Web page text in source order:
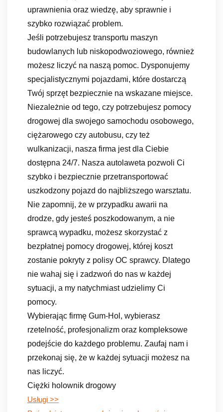
uprawnienia oraz wiedzę, aby sprawnie i
szybko rozwiązać problem.
Jeśli potrzebujesz transportu maszyn
budowlanych lub niskopodwoziowego, również
możesz liczyć na naszą pomoc. Dysponujemy
specjalistycznymi pojazdami, które dostarczą
Twój sprzęt bezpiecznie na wskazane miejsce.
Niezależnie od tego, czy potrzebujesz pomocy
drogowej dla swojego samochodu osobowego,
ciężarowego czy autobusu, czy też
wulkanizacji, nasza firma jest dla Ciebie
dostępna 24/7. Nasza autolaweta pozwoli Ci
szybko i bezpiecznie przetransportować
uszkodzony pojazd do najbliższego warsztatu.
Nie zapomnij, że w przypadku awarii na
drodze, gdy jesteś poszkodowanym, a nie
sprawcą wypadku, możesz skorzystać z
bezpłatnej pomocy drogowej, której koszt
zostanie pokryty z polisy OC sprawcy. Dlatego
nie wahaj się i zadzwoń do nas w każdej
sytuacji, a my natychmiast udzielimy Ci
pomocy.
Wybierając firmę Gum-Hol, wybierasz
rzetelność, profesjonalizm oraz kompleksowe
podejście do każdego problemu. Zaufaj nam i
przekonaj się, że w każdej sytuacji możesz na
nas liczyć.
Ciężki holownik drogowy
Usługi >>